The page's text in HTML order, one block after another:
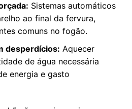
Sistemas automáticos
ao final da fervura,
comuns no fogão.
desperdícios: Aquecer
de água necessária
energia e gasto